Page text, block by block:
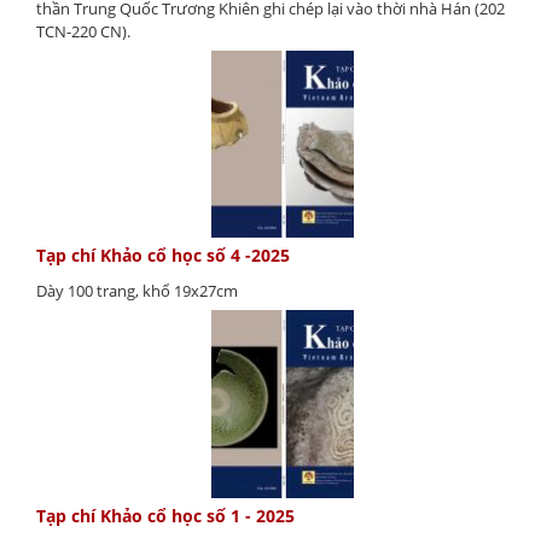
thần Trung Quốc Trương Khiên ghi chép lại vào thời nhà Hán (202
TCN-220 CN).
Tạp chí Khảo cổ học số 4 -2025
Dày 100 trang, khổ 19x27cm
Tạp chí Khảo cổ học số 1 - 2025